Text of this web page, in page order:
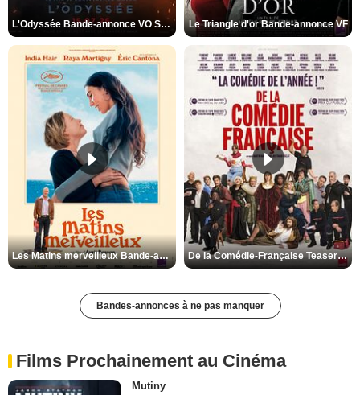
L'Odyssée Bande-annonce VO STFR Le Triangle d'or Bande-annonce VF
Les Matins merveilleux Bande-annonce VF De la Comédie-Française Teaser VF
Bandes-annonces à ne pas manquer
Films Prochainement au Cinéma
Mutiny